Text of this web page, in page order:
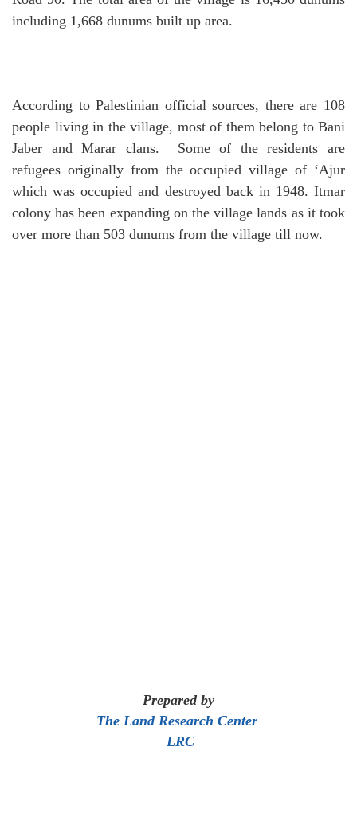
including 1,668 dunums built up area.
According to Palestinian official sources, there are 108
people living in the village, most of them belong to Bani
Jaber and Marar clans. Some of the residents are
refugees originally from the occupied village of ‘Ajur
which was occupied and destroyed back in 1948. Itmar
colony has been expanding on the village lands as it took
over more than 503 dunums from the village till now.
Prepared by
The Land Research Center
LRC